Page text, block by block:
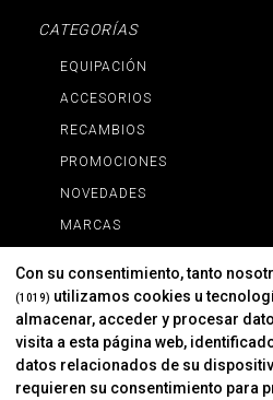
CATEGORÍAS
EQUIPACIÓN
ACCESORIOS
RECAMBIOS
PROMOCIONES
NOVEDADES
MARCAS
INFORMACIÓN
Contacto
Cambios Y Devoluciones
Con su consentimiento, tanto
(1019) utilizamos cookies u
almacenar, acceder y procesar
visita a esta página web,
datos relacionados de su
requieren su consentimiento para